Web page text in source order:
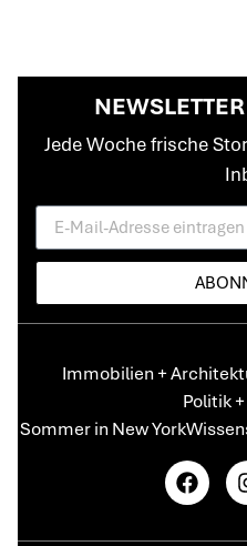
Jede Woche frische
Immobilien +
Politik
Sommer in New York